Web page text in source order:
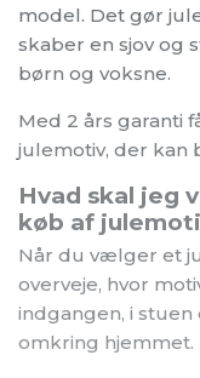
model. Det gør
skaber en sjov og
børn og voksne.
Med 2 års garanti
julemotiv, der kan
Hvad skal jeg
køb af
Når du vælger et
overveje, hvor
indgangen, i
omkring hjemmet.